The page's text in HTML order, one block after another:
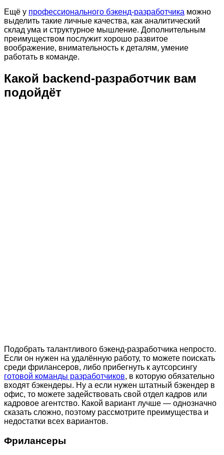
Ещё у профессионального бэкенд-разработчика можно
выделить такие личные качества, как аналитический
склад ума и структурное мышление. Дополнительным
преимуществом послужит хорошо развитое
воображение, внимательность к деталям, умение
работать в команде.
Какой backend-разработчик вам
подойдёт
Подобрать талантливого бэкенд-разработчика непросто.
Если он нужен на удалённую работу, то можете поискать
среди фрилансеров, либо прибегнуть к аутсорсингу
готовой команды разработчиков, в которую обязательно
входят бэкендеры. Ну а если нужен штатный бэкендер в
офис, то можете задействовать свой отдел кадров или
кадровое агентство. Какой вариант лучше — однозначно
сказать сложно, поэтому рассмотрите преимущества и
недостатки всех вариантов.
Фрилансеры